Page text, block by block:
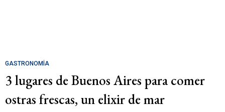
GASTRONOMÍA
3 lugares de Buenos Aires para comer
ostras frescas, un elixir de mar